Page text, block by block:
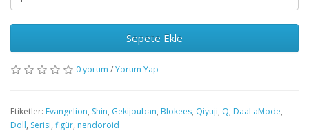
Sepete Ekle
0 yorum /Yorum Yap
Etiketler: Evangelion, Shin, Gekijouban, Blokees, Qiyuji, Q, DaaLaMode,
Doll, Serisi, figür, nendoroid